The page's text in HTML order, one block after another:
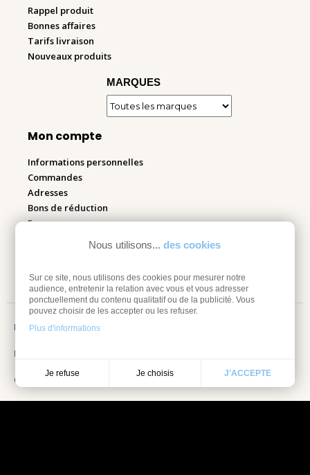
Nous utilisons... des cookies
Sur ce site, nous utilisons des cookies pour mesurer notre
audience, entretenir la relation avec vous et vous adresser
ponctuellement du contenu qualitatif ou de la publicité. Vous
pouvez choisir de les accepter ou les refuser.
Plus d'informations
Je refuse Je choisis J'ACCEPTE
Rappel produit
Bonnes affaires
Tarifs livraison
Nouveaux produits
MARQUES
Mon compte
Informations personnelles
Commandes
Adresses
Bons de réduction
Espace pro
Mentions légales
Information sur les cookies
Conditions Générales de vente